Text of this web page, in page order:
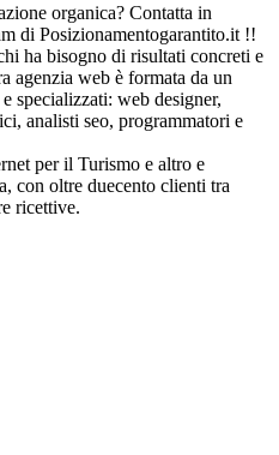
organica? Contatta in
di Posizionamentogarantito.it !!
ha bisogno di risultati concreti e
agenzia web è formata da un
specializzati: web designer,
analisti seo, programmatori e
per il Turismo e altro e
con oltre duecento clienti tra
ricettive.